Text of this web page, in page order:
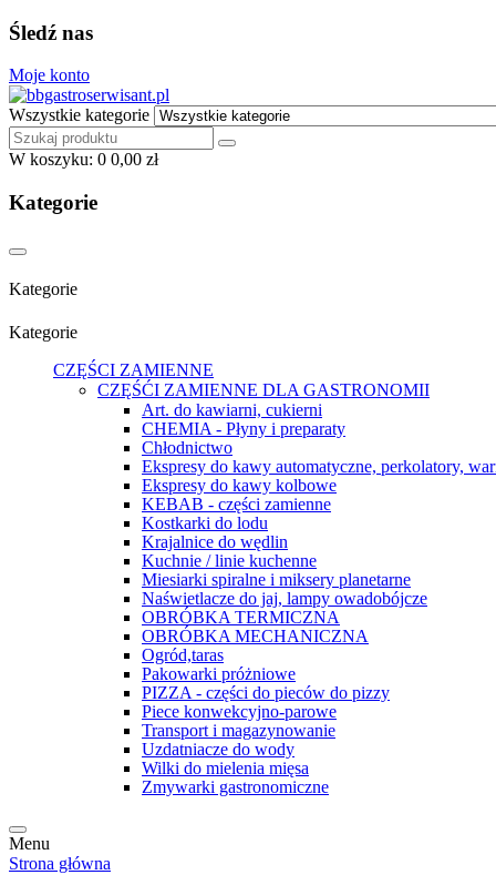
Śledź nas
Moje konto
Wszystkie kategorie
W koszyku: 0 0,00 zł
Kategorie
Kategorie
Kategorie
CZĘŚCI ZAMIENNE
CZĘŚĆI ZAMIENNE DLA GASTRONOMII
Art. do kawiarni, cukierni
CHEMIA - Płyny i preparaty
Chłodnictwo
Ekspresy do kawy automatyczne, perkolatory,
Ekspresy do kawy kolbowe
KEBAB - części zamienne
Kostkarki do lodu
Krajalnice do wędlin
Kuchnie / linie kuchenne
Miesiarki spiralne i miksery planetarne
Naświetlacze do jaj, lampy owadobójcze
OBRÓBKA TERMICZNA
OBRÓBKA MECHANICZNA
Ogród,taras
Pakowarki próżniowe
PIZZA - części do pieców do pizzy
Piece konwekcyjno-parowe
Transport i magazynowanie
Uzdatniacze do wody
Wilki do mielenia mięsa
Zmywarki gastronomiczne
Menu
Strona główna